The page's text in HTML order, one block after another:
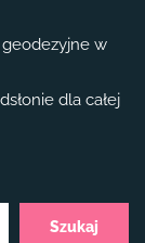
w
dla całej
Szukaj